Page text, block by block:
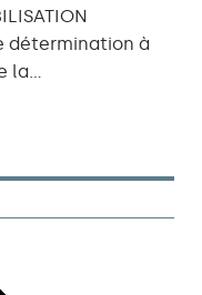
détermination à
la…